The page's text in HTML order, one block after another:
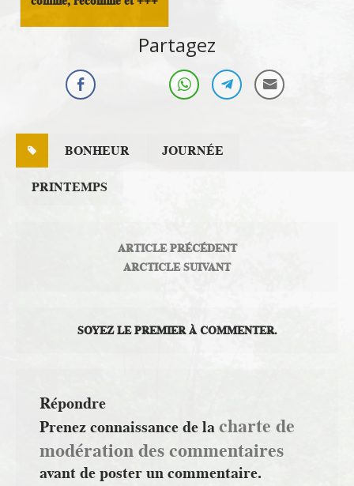
Partagez
BONHEUR JOURNÉE
PRINTEMPS
ARTICLE PRÉCÉDENT
ARCTICLE SUIVANT
SOYEZ LE PREMIER À COMMENTER.
Répondre
Prenez connaissance de lacharte de
modération des commentaires
avant de poster un commentaire.